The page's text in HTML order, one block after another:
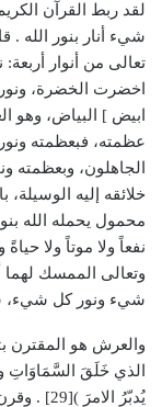
لقد ربط القرآن
شيء أنار بنور الله
تعالى من أنوار
اخضرت الخضرة،
ابيض ] البياض، وهو
عظمته، فبعظمته
الجاهلون، وبعظمته
خلائقه إليه الوسيلة،
محمول يحمله الله
نفعاً ولا موتاً ولا
وتعالى الممسك
شيء ونور كل شيء،
والعرش هو المقترن
الذي خَلَقَ
يُدبّرُ